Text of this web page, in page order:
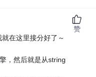
在这里接分好了～
，然后就是从string
赞